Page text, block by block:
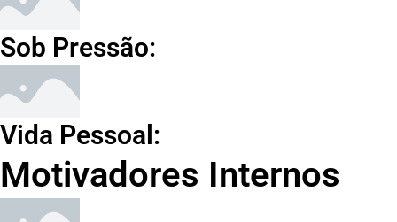
Sob Pressão:
Vida Pessoal:
Motivadores Internos